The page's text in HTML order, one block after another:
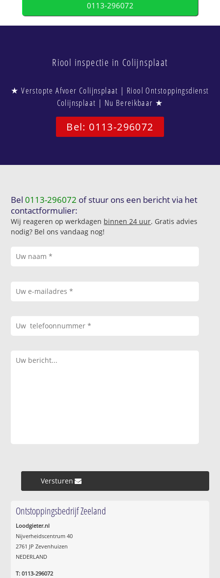
0113-296072
Riool inspectie in Colijnsplaat
★ Verstopte Afvoer Colijnsplaat | Riool Ontstoppingsdienst
Colijnsplaat | Nu Bereikbaar ★
Bel: 0113-296072
Bel0113-296072 of stuur ons een bericht via het
contactformulier:
Wij reageren op werkdagen binnen 24 uur. Gratis advies
nodig? Bel ons vandaag nog!
Versturen »
Ontstoppingsbedrijf Zeeland
Loodgieter.nl
Nijverheidscentrum 40
2761 JP Zevenhuizen
NEDERLAND
T: 0113-296072